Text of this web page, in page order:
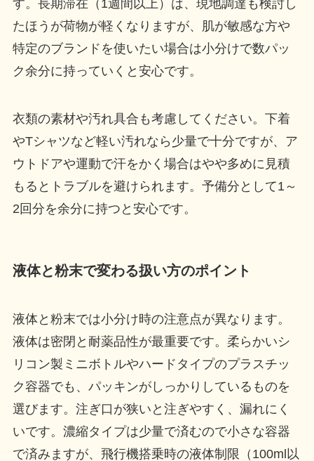
す。長期滞在（1週間以上）は、現地調達も検討し
たほうが荷物が軽くなりますが、肌が敏感な方や
特定のブランドを使いたい場合は小分けで数パッ
ク余分に持っていくと安心です。
衣類の素材や汚れ具合も考慮してください。下着
やTシャツなど軽い汚れなら少量で十分ですが、ア
ウトドアや運動で汗をかく場合はやや多めに見積
もるとトラブルを避けられます。予備分として1～
2回分を余分に持つと安心です。
液体と粉末で変わる扱い方のポイント
液体と粉末では小分け時の注意点が異なります。
液体は密閉と耐薬品性が最重要です。柔らかいシ
リコン製ミニボトルやハードタイプのプラスチッ
ク容器でも、パッキンがしっかりしているものを
選びます。注ぎ口が狭いと注ぎやすく、漏れにく
いです。濃縮タイプは少量で済むので小さな容器
で済みますが、飛行機搭乗時の液体制限（100ml以